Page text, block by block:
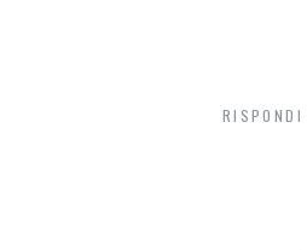
RISPONDI